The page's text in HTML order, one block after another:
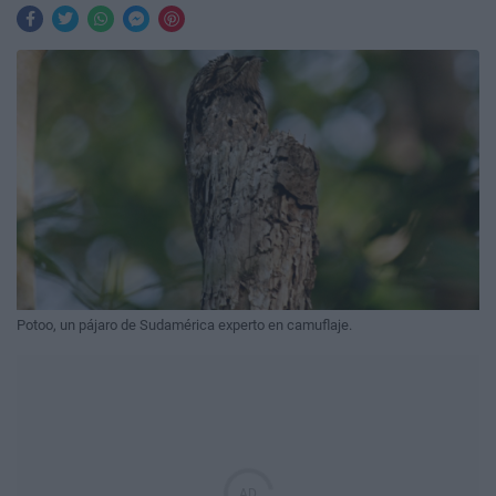
Potoo, un pájaro de Sudamérica experto en camuflaje.